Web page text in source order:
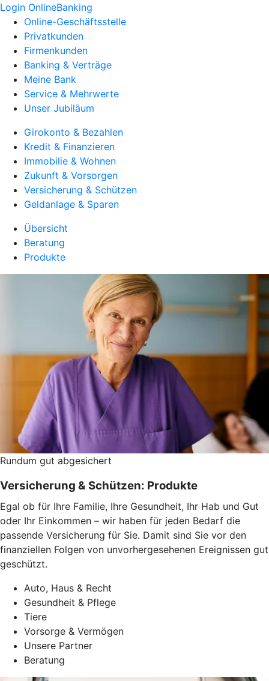
Login OnlineBanking
Online-Geschäftsstelle
Privatkunden
Firmenkunden
Banking & Verträge
Meine Bank
Service & Mehrwerte
Unser Jubiläum
Girokonto & Bezahlen
Kredit & Finanzieren
Immobilie & Wohnen
Zukunft & Vorsorgen
Versicherung & Schützen
Geldanlage & Sparen
Übersicht
Beratung
Produkte
Rundum gut abgesichert
Versicherung & Schützen: Produkte
Egal ob für Ihre Familie, Ihre Gesundheit, Ihr Hab und Gut
oder Ihr Einkommen – wir haben für jeden Bedarf die
passende Versicherung für Sie. Damit sind Sie vor den
finanziellen Folgen von unvorhergesehenen Ereignissen gut
geschützt.
Auto, Haus & Recht
Gesundheit & Pflege
Tiere
Vorsorge & Vermögen
Unsere Partner
Beratung